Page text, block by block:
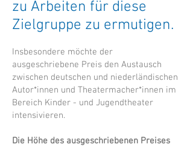
zu Arbeiten für diese
Zielgruppe zu ermutigen.
Insbesondere möchte der
ausgeschriebene Preis den Austausch
zwischen deutschen und niederländischen
Autor*innen und Theatermacher*innen im
Bereich Kinder - und Jugendtheater
intensivieren.
Die Höhe des ausgeschriebenen Preises